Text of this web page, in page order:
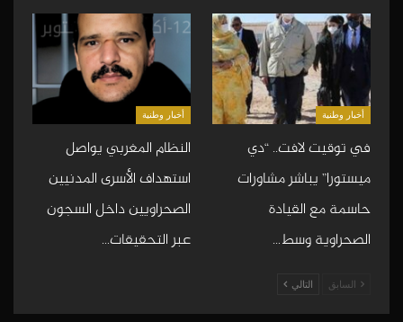
أخبار وطنية
في توقيت لافت.. “دي
ميستورا” يباشر مشاورات
حاسمة مع القيادة
الصحراوية وسط…
أخبار وطنية
النظام المغربي يواصل
استهداف الأسرى المدنيين
الصحراويين داخل السجون
عبر التحقيقات…
السابق التالي